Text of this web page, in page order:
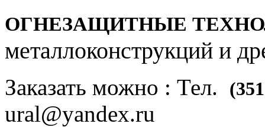
ОГНЕЗАЩИТНЫЕ
металлоконструкций и
Заказать можно : Тел.
ural@yandex.ru